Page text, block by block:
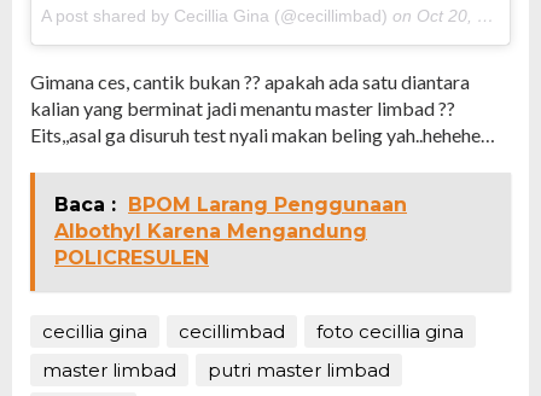
A post shared by Cecillia Gina (@cecillimbad) on Oct 20, 2017 at 11:51pm PDT
Gimana ces, cantik bukan ?? apakah ada satu diantara
kalian yang berminat jadi menantu master limbad ??
Eits,,asal ga disuruh test nyali makan beling yah..hehehe…
Baca :
BPOM Larang Penggunaan
Albothyl Karena Mengandung
POLICRESULEN
cecillia gina cecillimbad
foto cecillia gina
master limbad
putri master limbad